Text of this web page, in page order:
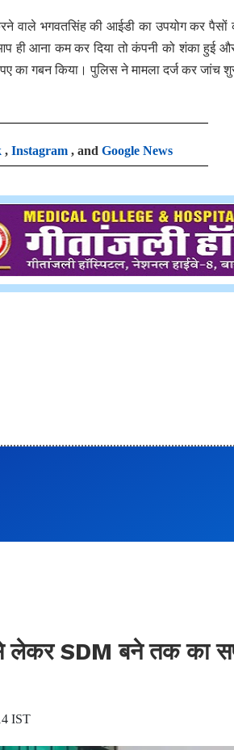
वाले भगवतसिंह की आईडी का उपयोग कर
ही आना कम कर दिया तो कंपनी को शंका हुई
का गबन किया। पुलिस ने मामला दर्ज कर जांच
, Instagram , and Google News
SDM बने तक का
IST